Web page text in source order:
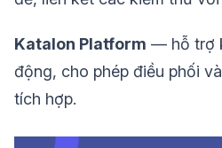
Katalon Platform — hỗ trợ
động, cho phép điều phối
tích hợp.